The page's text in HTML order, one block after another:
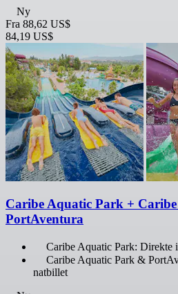
Ny
Fra 88,62 US$
84,19 US$
Caribe Aquatic Park +
PortAventura
Caribe Aquatic Park: Direkte
Caribe Aquatic Park &
natbillet